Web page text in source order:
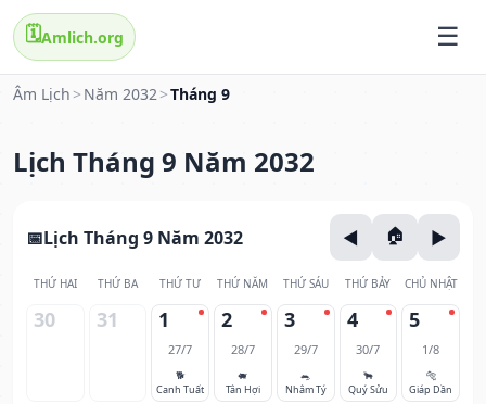
🗓️Amlich.org
Âm Lịch > Năm 2032>Tháng 9
Lịch Tháng 9 Năm 2032
Lịch Tháng 9 Năm 2032
THỨ HAI THỨ BA THỨ TƯ THỨ NĂM THỨ SÁU THỨ BẢY CHỦ NHẬT
30 31 1
27/7
🐕
Canh Tuất
2
28/7
🐖
Tân Hợi
3
29/7
🐀
Nhâm Tý
4
30/7
🐂
Quý Sửu
5
1/8
🐅
Giáp Dần